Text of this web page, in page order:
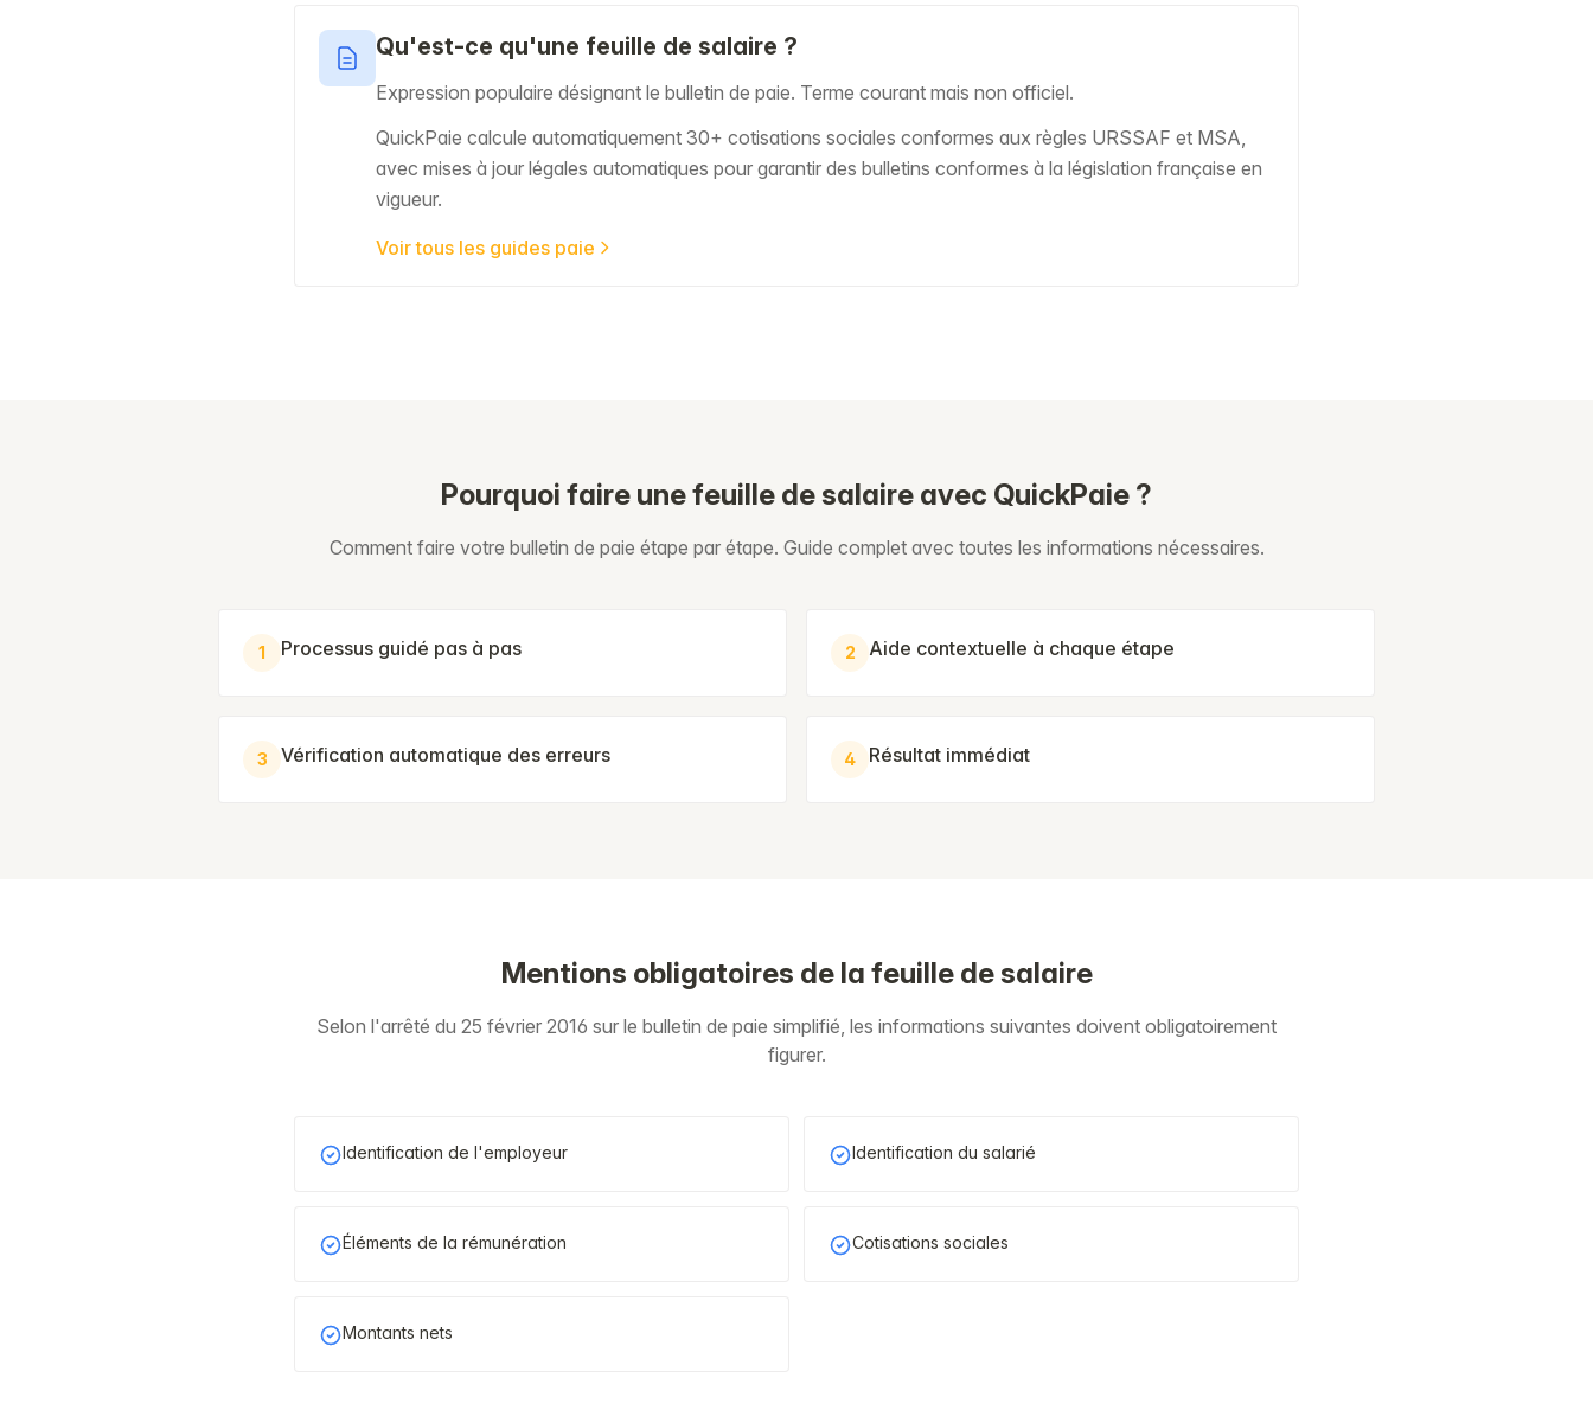
Qu'est-ce qu'une feuille de salaire ?
Expression populaire désignant le bulletin de paie. Terme courant mais non officiel.
QuickPaie calcule automatiquement 30+ cotisations sociales conformes aux règles URSSAF et MSA,
avec mises à jour légales automatiques pour garantir des bulletins conformes à la législation française en
vigueur.
Voir tous les guides paie
Pourquoi faire une feuille de salaire avec QuickPaie ?
Comment faire votre bulletin de paie étape par étape. Guide complet avec toutes les informations nécessaires.
1 Processus guidé pas à pas 2 Aide contextuelle à chaque étape
3 Vérification automatique des erreurs 4 Résultat immédiat
Mentions obligatoires de la feuille de salaire
Selon l'arrêté du 25 février 2016 sur le bulletin de paie simplifié, les informations suivantes doivent obligatoirement
figurer.
Identification de l'employeur Identification du salarié
Éléments de la rémunération Cotisations sociales
Montants nets